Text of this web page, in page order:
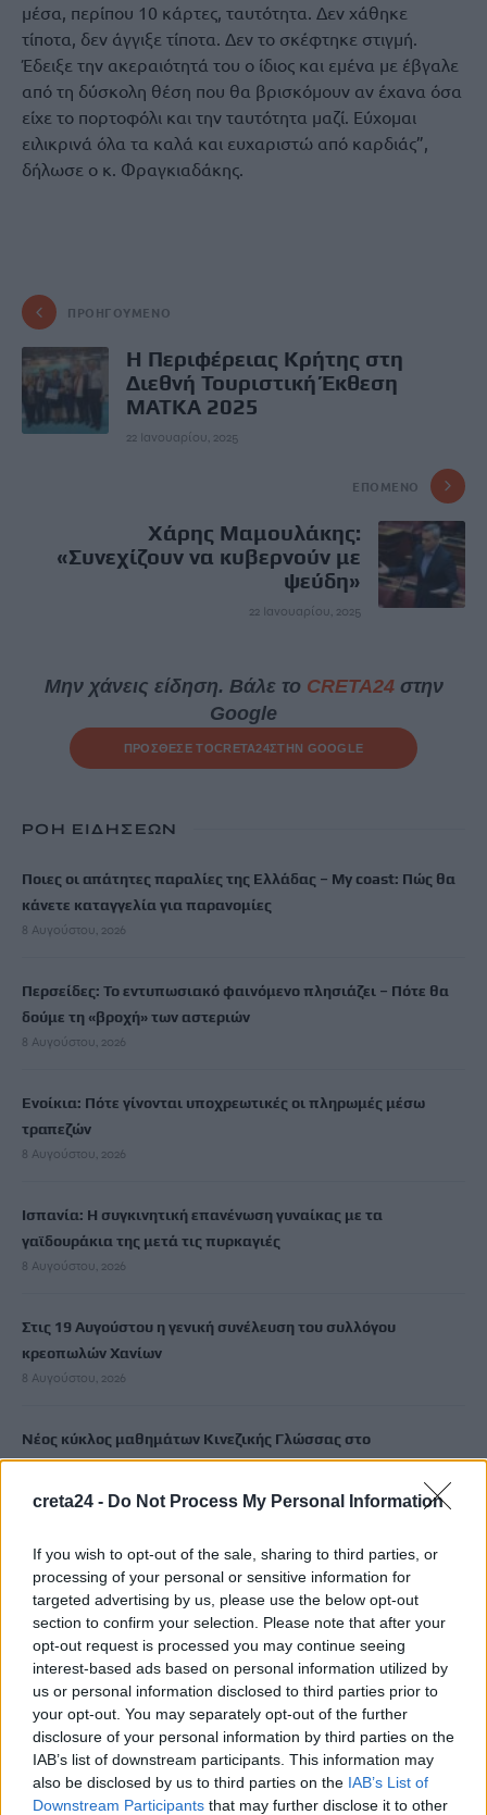
creta24 - Do Not Process My Personal Information
If you wish to opt-out of the sale, sharing to third parties, or
processing of your personal or sensitive information for
targeted advertising by us, please use the below opt-out
section to confirm your selection. Please note that after your
opt-out request is processed you may continue seeing
interest-based ads based on personal information utilized by
us or personal information disclosed to third parties prior to
your opt-out. You may separately opt-out of the further
disclosure of your personal information by third parties on the
IAB’s list of downstream participants. This information may
also be disclosed by us to third parties on the IAB’s List of
Downstream Participants that may further disclose it to other
μέσα, περίπου 10 κάρτες, ταυτότητα. Δεν χάθηκε
τίποτα, δεν άγγιξε τίποτα. Δεν το σκέφτηκε στιγμή.
Έδειξε την ακεραιότητά του ο ίδιος και εμένα με έβγαλε
από τη δύσκολη θέση που θα βρισκόμουν αν έχανα όσα
είχε το πορτοφόλι και την ταυτότητα μαζί. Εύχομαι
ειλικρινά όλα τα καλά και ευχαριστώ από καρδιάς”,
δήλωσε ο κ. Φραγκιαδάκης.
ΠΡΟΗΓΟΎΜΕΝΟ
Η Περιφέρειας Κρήτης στη
Διεθνή Τουριστική Έκθεση
ΜΑΤΚΑ 2025
22 Ιανουαρίου, 2025
ΕΠΌΜΕΝΟ
Χάρης Μαμουλάκης:
«Συνεχίζουν να κυβερνούν με
ψεύδη»
22 Ιανουαρίου, 2025
Μην χάνεις είδηση. Βάλε το CRETA24στην
Google
ΠΡΟΣΘΕΣΕ ΤΟCRETA24ΣΤΗΝ GOOGLE
ΡΟΗ ΕΙΔΗΣΕΩΝ
Ποιες οι απάτητες παραλίες της Ελλάδας – My coast: Πώς θα
κάνετε καταγγελία για παρανομίες
8 Αυγούστου, 2026
Περσείδες: Το εντυπωσιακό φαινόμενο πλησιάζει – Πότε θα
δούμε τη «βροχή» των αστεριών
8 Αυγούστου, 2026
Ενοίκια: Πότε γίνονται υποχρεωτικές οι πληρωμές μέσω
τραπεζών
8 Αυγούστου, 2026
Ισπανία: Η συγκινητική επανένωση γυναίκας με τα
γαϊδουράκια της μετά τις πυρκαγιές
8 Αυγούστου, 2026
Στις 19 Αυγούστου η γενική συνέλευση του συλλόγου
κρεοπωλών Χανίων
8 Αυγούστου, 2026
Νέος κύκλος μαθημάτων Κινεζικής Γλώσσας στο
Πανεπιστήμιο Κρήτης για το ακαδημαϊκό έτος 2026-2027
Άνοια: Ποια είναι τα επαγγέλματα που προστατεύουν τον
εγκέφαλο
8 Αυγούστου, 2026
Επίδομα €391 από τον ΟΠΕΚΑ, χωρίς εισοδηματικά κριτήρια:
Η προϋπόθεση
8 Αυγούστου, 2026
Θεατρική αφήγηση «Έρευσεν ύδωρ» στο Δημοτικό Σχολείο
Κεφαλά